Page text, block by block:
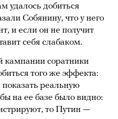
удалось добиться
Собянину, что у него
и если он не получит
себя слабаком.
кампании соратники
того же эффекта:
реальную
на ее базе было видно:
то Путин —